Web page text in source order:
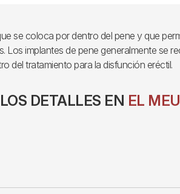
se coloca por dentro del pene y que
Los implantes de pene generalmente se
del tratamiento para la disfunción eréctil.
DETALLES EN EL